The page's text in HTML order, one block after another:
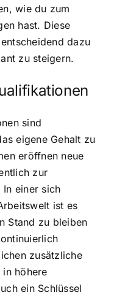
wie du zum
hast. Diese
dazu
zu steigern.
sind
eigene Gehalt zu
eröffnen neue
zur
einer sich
ist es
Stand zu bleiben
zusätzliche
höhere
ein Schlüssel